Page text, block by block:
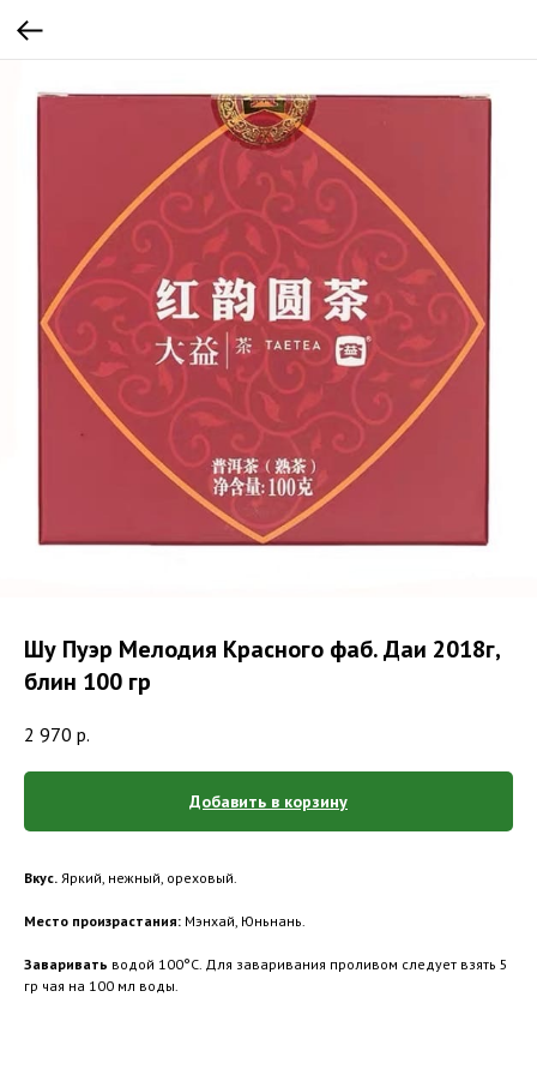
Шу Пуэр Мелодия Красного фаб. Даи 2018г,
блин 100 гр
2 970 р.
Добавить в корзину
Вкус. Яркий, нежный, ореховый.
Место произрастания: Мэнхай, Юньнань.
Заваривать водой 100°С. Для заваривания проливом следует взять 5
гр чая на 100 мл воды.